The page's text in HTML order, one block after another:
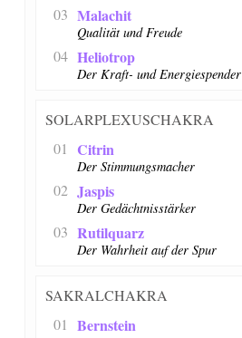
03 Malachit
Qualität und Freude
04 Heliotrop
Der Kraft- und Energiespender
SOLARPLEXUSCHAKRA
01
Citrin
Der Stimmungsmacher
02 Jaspis
Der Gedächtnisstärker
03 Rutilquarz
Der Wahrheit auf der Spur
SAKRALCHAKRA
01
Bernstein